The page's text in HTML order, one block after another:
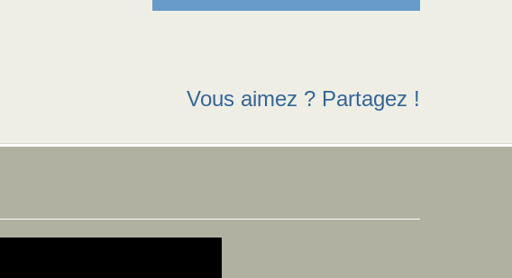
Vous aimez ? Partagez !